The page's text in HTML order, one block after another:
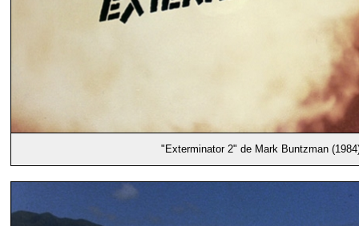
"Exterminator 2" de Mark Buntzman